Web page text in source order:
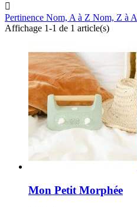

Pertinence Nom, A à Z Nom, Z à A
Affichage 1-1 de 1 article(s)
Mon Petit Morphée